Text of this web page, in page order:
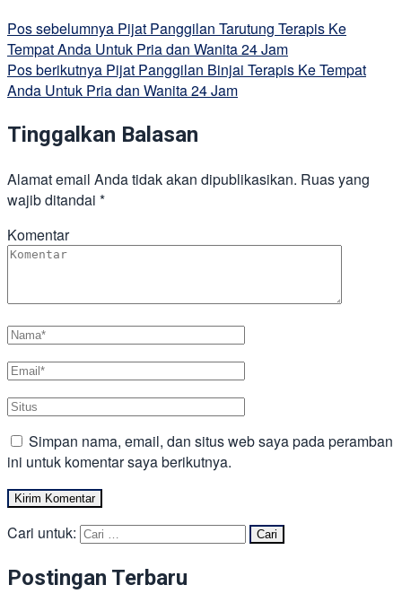
Pos sebelumnya Pijat Panggilan Tarutung Terapis Ke
Tempat Anda Untuk Pria dan Wanita 24 Jam
Pos berikutnya Pijat Panggilan Binjai Terapis Ke Tempat
Anda Untuk Pria dan Wanita 24 Jam
Tinggalkan Balasan
Alamat email Anda tidak akan dipublikasikan. Ruas yang
wajib ditandai *
Komentar
Simpan nama, email, dan situs web saya pada peramban
ini untuk komentar saya berikutnya.
Cari untuk:
Postingan Terbaru